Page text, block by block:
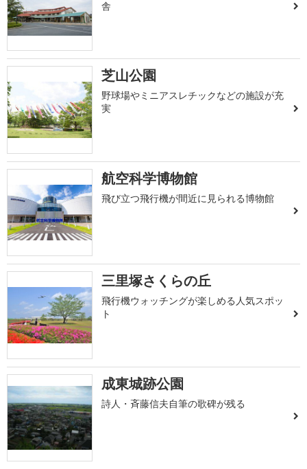
舎
芝山公園
野球場やミニアスレチックなどの施設が充
実
航空科学博物館
飛び立つ飛行機が間近に見られる博物館
三里塚さくらの丘
飛行機ウォッチングが楽しめる人気スポッ
ト
成東城跡公園
詩人・斉藤信夫自筆の歌碑が残る